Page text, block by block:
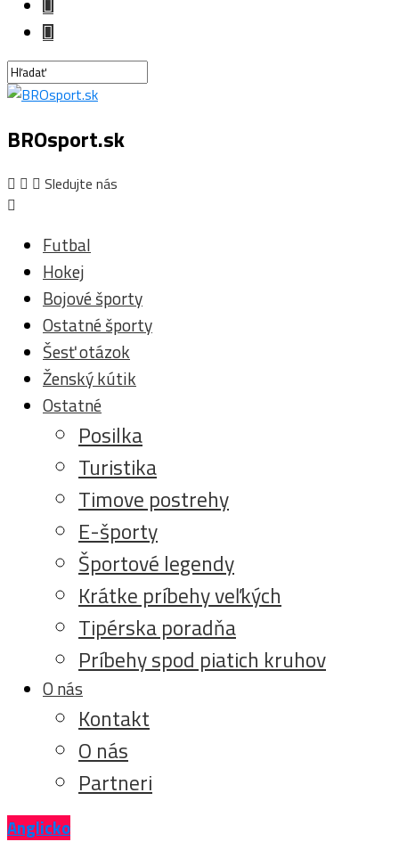
BROsport.sk
Sledujte nás
Futbal
Hokej
Bojové športy
Ostatné športy
Šesť otázok
Ženský kútik
Ostatné
Posilka
Turistika
Timove postrehy
E-športy
Športové legendy
Krátke príbehy veľkých
Tipérska poradňa
Príbehy spod piatich kruhov
O nás
Kontakt
O nás
Partneri
Anglicko